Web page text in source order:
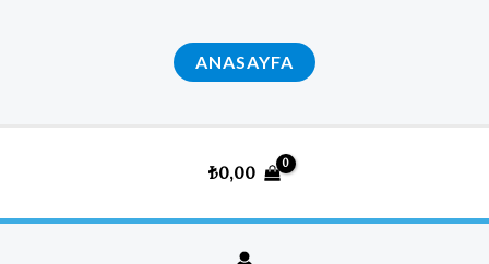
ANASAYFA
₺0,00